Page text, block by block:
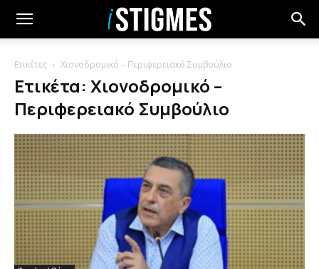
Ετικέτες Χιονοδρομικό – Περιφερειακό Συμβούλιο
Ετικέτα: Χιονοδρομικό –
Περιφερειακό Συμβούλιο